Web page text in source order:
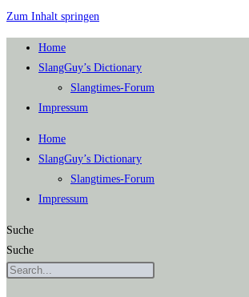
Zum Inhalt springen
Home
SlangGuy’s Dic­tion­a­ry
Slang­times-Forum
Impres­sum
Home
SlangGuy’s Dic­tion­a­ry
Slang­times-Forum
Impres­sum
Suche
Suche